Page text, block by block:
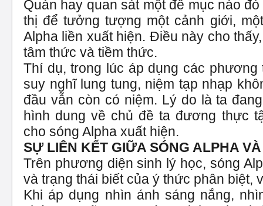
Quán hay quan sát một đề mục nào
thị để tưởng tượng một cảnh giới,
Alpha liền xuất hiện. Điều này cho
tâm thức và tiềm thức.
Thí dụ, trong lúc áp dụng các
suy nghĩ lung tung, niệm tạp nhạp
đầu vẫn còn có niệm. Lý do là ta
hình dung về chủ đề ta đương thực
cho sóng Alpha xuất hiện.
SỰ LIÊN KẾT GIỮA SÓNG ALPHA
Trên phương diện sinh lý học, sóng
và trạng thái biết của ý thức phân biệt,
Khi áp dụng nhìn ánh sáng nắng,